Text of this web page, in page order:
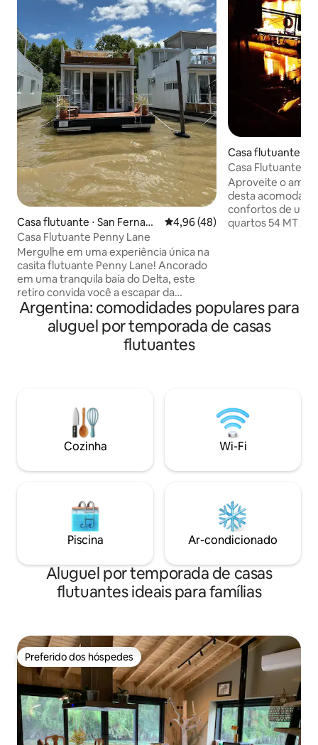
Casa flutuante ⋅ San Fernand
o
4,96 de uma avaliação média
4,96 (48)
Casa Flutuante Penny Lane
Mergulhe em uma experiência única na
casita flutuante Penny Lane! Ancorado
em uma tranquila baía do Delta, este
retiro convida você a escapar da
agitação urbana e se conectar com a
natureza, a apenas 10 minutos de barco
de San Fernando. A casa oferece todos
os confortos para uma escapada
descobrir a magia do Delta em Penny
Casa flutuante ⋅
e
Casa Flutuante
Aproveite o
desta acomodação
confortos de um
quartos 54 MT 2
Argentina: comodidades populares para
aluguel por temporada de casas
flutuantes
Cozinha Wi-Fi
Piscina Ar-condicionado
Aluguel por temporada de casas
flutuantes ideais para famílias
Preferido dos hóspedes
Preferido dos hóspedes